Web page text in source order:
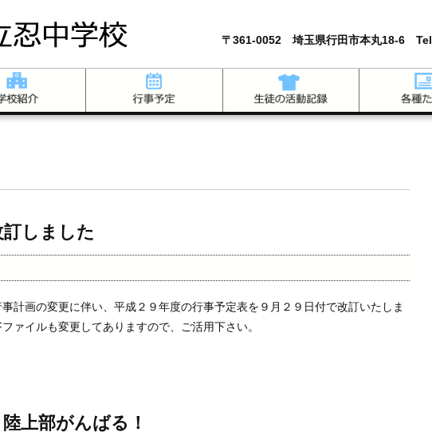
〒361-0052 埼玉県行田市本丸18-6 Tel
しました
計画の変更に伴い、平成２９年度の行事予定表を９月２９日付で改訂いたしま
ファイルも変更してありますので、ご活用下さい。
上部がんばる！